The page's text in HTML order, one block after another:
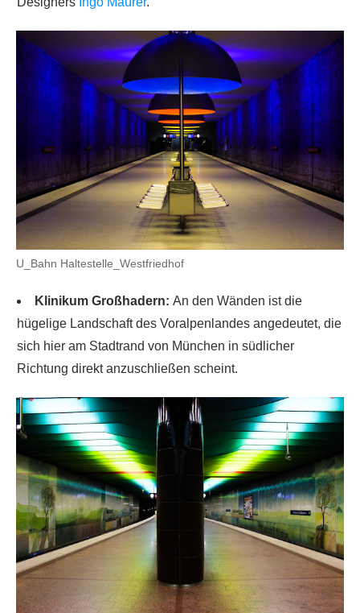
U_Bahn Haltestelle_Westfriedhof
Klinikum Großhadern: An den Wänden ist die
hügelige Landschaft des Voralpenlandes angedeutet, die
sich hier am Stadtrand von München in südlicher
Richtung direkt anzuschließen scheint.